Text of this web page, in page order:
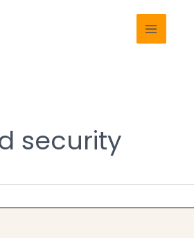
Main
Menu
security